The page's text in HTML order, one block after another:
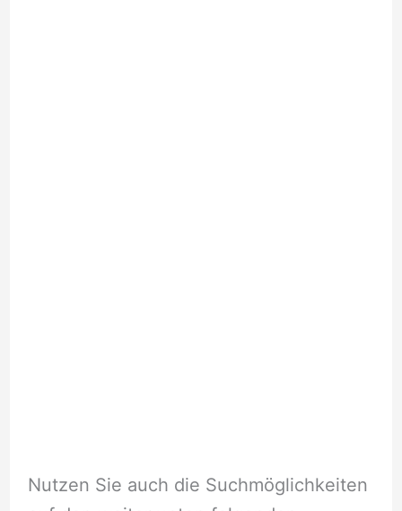
Nutzen Sie auch die Suchmöglichkeiten